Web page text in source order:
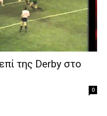
της Derby στο
0